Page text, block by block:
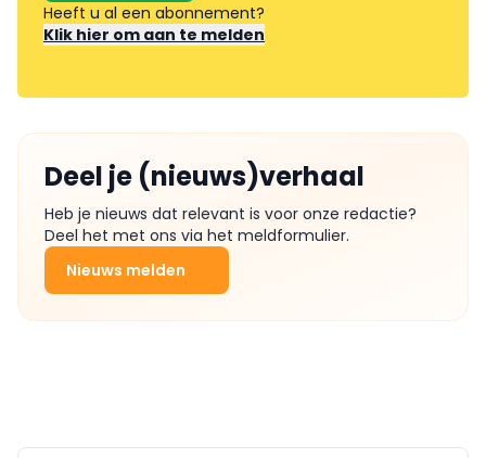
Heeft u al een abonnement?
Klik hier om aan te melden
Deel je (nieuws)verhaal
Heb je nieuws dat relevant is voor onze redactie?
Deel het met ons via het meldformulier.
Nieuws melden